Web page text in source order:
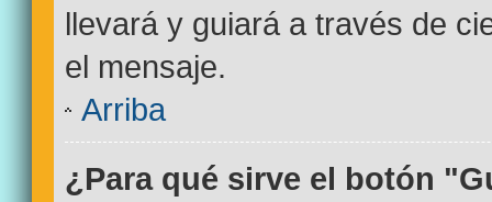
llevará y guiará a través de
el mensaje.
Arriba
¿Para qué sirve el botón